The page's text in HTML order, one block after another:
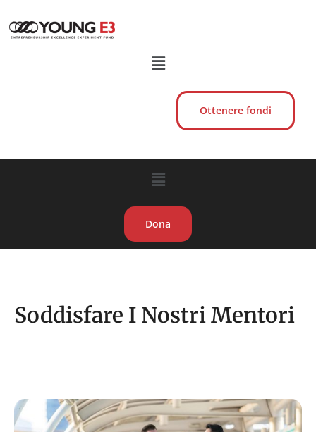
Ottenere fondi
Dona
Soddisfare I Nostri Mentori